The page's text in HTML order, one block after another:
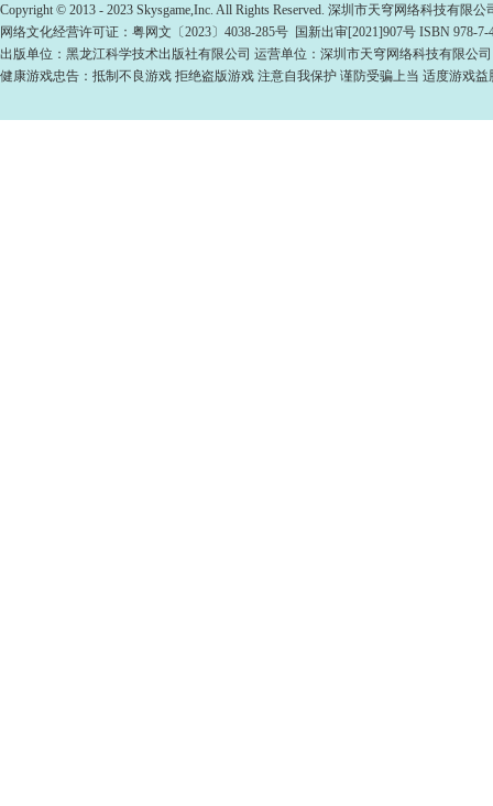
Copyright © 2013 - 2023 Skysgame,Inc. All Rights Reserved. 深圳市天穹网络科技有限
网络文化经营许可证：粤网文〔2023〕4038-285号 国新出审[2021]907号 ISBN 978-7-
出版单位：黑龙江科学技术出版社有限公司 运营单位：深圳市天穹网络科技有限公
健康游戏忠告：抵制不良游戏 拒绝盗版游戏 注意自我保护 谨防受骗上当 适度游戏